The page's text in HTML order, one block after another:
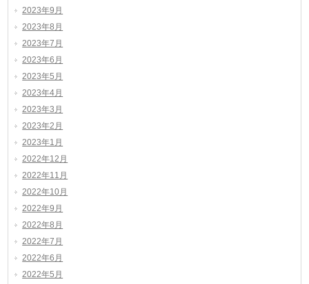
2023年9月
2023年8月
2023年7月
2023年6月
2023年5月
2023年4月
2023年3月
2023年2月
2023年1月
2022年12月
2022年11月
2022年10月
2022年9月
2022年8月
2022年7月
2022年6月
2022年5月